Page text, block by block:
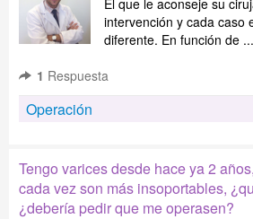
El que le aconseje su
intervención y cada caso
diferente. En función de ...
1 Respuesta
Operación
Tengo varices desde hace ya 2
cada vez son más insoportables,
¿debería pedir que me operasen?